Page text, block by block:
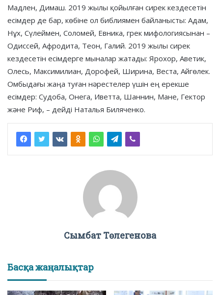
Мадлен, Димаш. 2019 жылы қойылған сирек кездесетін
есімдер де бар, көбіне ол библиямен байланысты: Адам,
Нұх, Сүлеймен, Соломей, Евника, грек мифологиясынан –
Одиссей, Афродита, Теон, Галий. 2019 жылы сирек
кездесетін есімдерге мыналар жатады: Ярохор, Аветик,
Олесь, Максимилиан, Дорофей, Ширина, Веста, Айгөлек.
Омбыдағы жаңа туған нәрестелер үшін ең ерекше
есімдер: Судоба, Онега, Иветта, Шаннин, Мане, Гектор
және Риф, – дейді Наталья Биляченко.
Сымбат Төлегенова
Басқа жаңалықтар